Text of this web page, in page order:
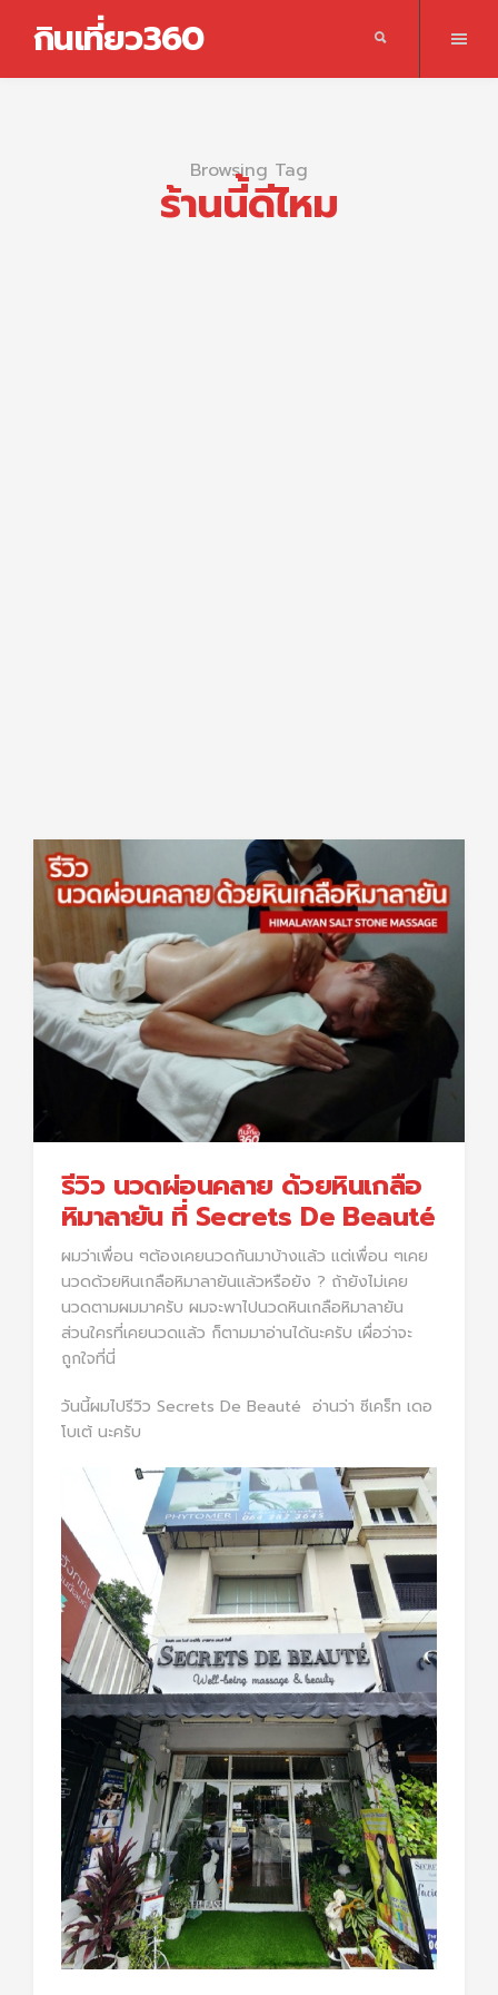
กินเที่ยว360
Browsing Tag
ร้านนี้ดีไหม
รีวิว นวดผ่อนคลาย ด้วยหินเกลือ
หิมาลายัน ที่ Secrets De Beauté
ผมว่าเพื่อน ๆต้องเคยนวดกันมาบ้างแล้ว แต่เพื่อน ๆเคย
นวดด้วยหินเกลือหิมาลายันแล้วหรือยัง ? ถ้ายังไม่เคย
นวดตามผมมาครับ ผมจะพาไปนวดหินเกลือหิมาลายัน
ส่วนใครที่เคยนวดแล้ว ก็ตามมาอ่านได้นะครับ เผื่อว่าจะ
ถูกใจที่นี่
วันนี้ผมไปรีวิว Secrets De Beauté อ่านว่า ซีเคร็ท เดอ
โบเต้ นะครับ